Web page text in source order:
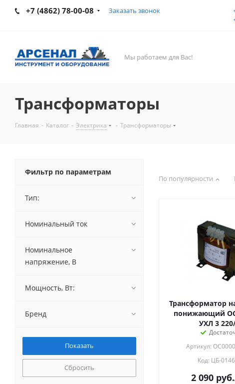
+7 (4862) 78-00-08 Заказать звонок
Мы работаем для Вас!
Трансформаторы
Главная - Каталог - Электрика - Трансформаторы
По популярности
Трансформатор
понижающий
УХЛ 3
Артикул:
Код: ЦБ-
2 090 руб.
Фильтр по параметрам
Тип:
Номинальный ток
Номинальное
напряжение, В
Мощность, Вт:
Бренд
Сбросить